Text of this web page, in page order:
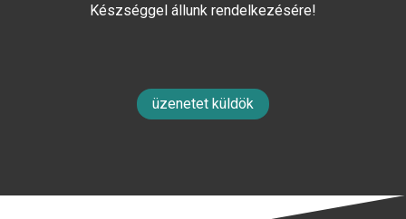
Készséggel állunk rendelkezésére!
üzenetet küldök